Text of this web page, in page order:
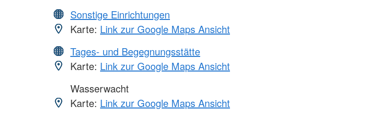
Sonstige Einrichtungen
Karte: Link zur Google Maps Ansicht
Tages- und Begegnungsstätte
Karte: Link zur Google Maps Ansicht
Wasserwacht
Karte: Link zur Google Maps Ansicht